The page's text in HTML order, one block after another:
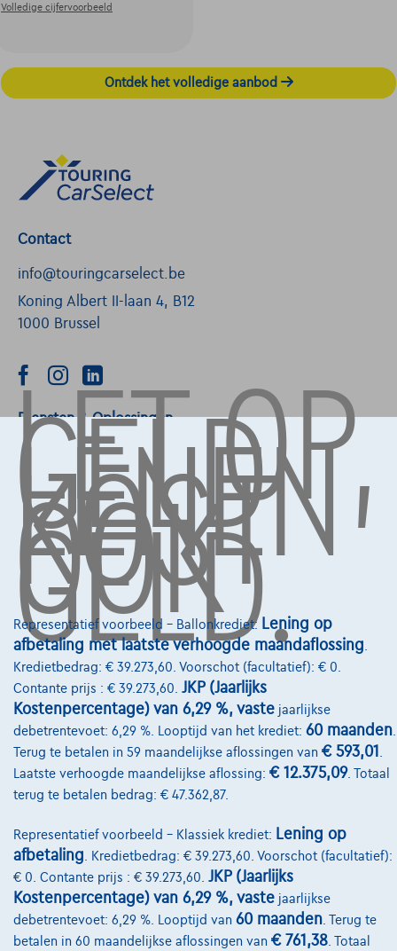
Volledige cijfervoorbeeld
Ontdek het volledige aanbod
LET OP,
GELD
LENEN
KOST
OOK
GELD.
Representatief voorbeeld – Ballonkrediet: Lening op
afbetaling met laatste verhoogde maandaflossing
Kredietbedrag: € 39.273,60. Voorschot (facultatief): € 0.
Contante prijs : € 39.273,60. JKP (Jaarlijks
Kostenpercentage) van 6,29 %, vaste jaarlijkse
debetrentevoet: 6,29 %. Looptijd van het krediet: 60 maanden
Terug te betalen in 59 maandelijkse aflossingen van € 593,01
Laatste verhoogde maandelijkse aflossing: € 12.375,09. Totaal
terug te betalen bedrag: € 47.362,87.
Representatief voorbeeld – Klassiek krediet: Lening op
afbetaling . Kredietbedrag: € 39.273,60. Voorschot (facultatief):
€ 0. Contante prijs : € 39.273,60. JKP (Jaarlijks
Kostenpercentage) van 6,29 %, vaste jaarlijkse
debetrentevoet: 6,29 %. Looptijd van 60 maanden . Terug te
betalen in 60 maandelijkse aflossingen van € 761,38 . Totaal
Contact
info@touringcarselect.be
Koning Albert II-laan 4, B12
1000 Brussel
Diensten & Oplossingen
Pechverhelping verzekering
Financiering
Autoverzekering
Lease en persoonlijke lease
Over Ons
Word klant
Wie zijn we
Kwaliteitscharter
Onze dealers
Onze partners
Contact
@2024 TCS Mobility SA/NV Copyright